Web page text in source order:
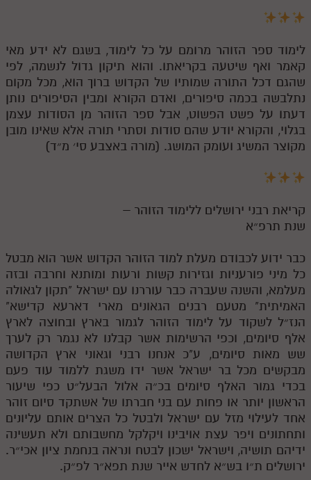
לימוד ספר הזוהר מרומם על כל לימוד, בשגם לא ידע מאי
קאמר ואף שיטעה בקריאתו. והוא תיקון גדול לנשמה, לפי
שהגם דכל התורה שמותיו של הקדוש ברוך הוא, מכל מקום
נתלבשה בכמה סיפורים, ואדם הקורא ומבין הסיפורים נותן
דעתו על פשט הפשוט, אבל ספר הזוהר מן הסודות עצמן
בגלוי, והקורא יודע שהם סודות וסתרי תורה אלא שאינו מובן
מקוצר המשיג ועומק המושג. (מורה באצבע סי׳ מ״ד)
קריאת רבני ירושלים ללימוד הזוהר –
שנת תרפ״א
כבר ידוע לכבודם מעלת למוד הזוהר הקדוש אשר הוא מבטל
כל מיני פורעניות וגזירות קשות ורעות ומותנא וחרבה ובזה
מעלמא, והשנה שעברה כבר עוררנו עם ישראל "תקון לגאולה
האמיתית" מטעם רבנים הגאונים מארי דארעא קדישא"
הנז״ל לשקוד על לימוד הזוהר לגמור בארץ ובחוצה לארץ
אלף סיומים, וכפי הרשימות אשר קבלנו לא נגמר רק לערך
שש מאות סיומים, ע"כ אנחנו רבני וגאוני ארץ הקדושה
מבקשים מכל בר ישראל אשר ידו משגת ללמוד עוד פעם
בכדי גמור האלף סיומים בכ״ה אלול הבעל״ט כפי שיעור
הראשון יותר או פחות עם בני חברתו של אשתקד סיום זוהר
אחד לעילוי מזל עם ישראל ולבטל כל הצרים אותם עליונים
ותחתונים ויפר עצת אויבינו ויקלקל מחשבותם ולא תעשינה
ידיהם תושיה, וישראל ישכון לבטח ונראה בנחמת ציון אכי״ר.
ירושלים ת״ו בש״א לחדש אייר שנת תפא״ר לפ״ק.